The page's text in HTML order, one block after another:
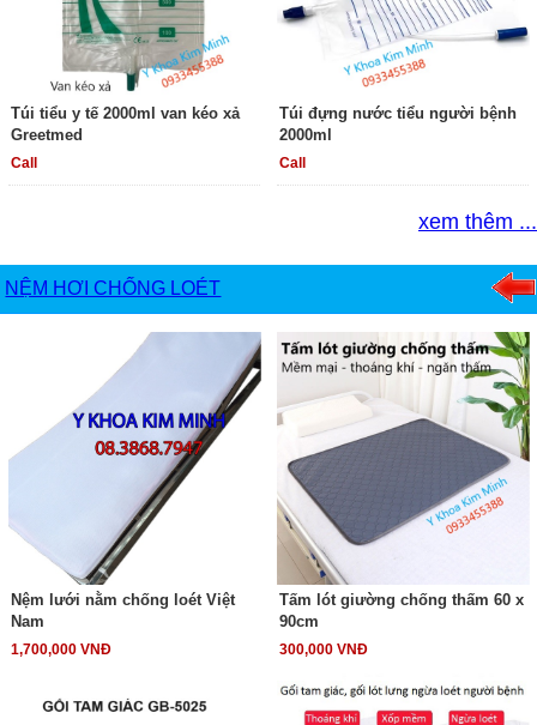
Túi tiểu y tế 2000ml van kéo xả
Greetmed
Call
Túi đựng nước tiểu người bệnh
2000ml
Call
xem thêm ...
NỆM HƠI CHỐNG LOÉT
Nệm lưới nằm chống loét Việt
Nam
1,700,000 VNĐ
Tấm lót giường chống thấm 60 x
90cm
300,000 VNĐ